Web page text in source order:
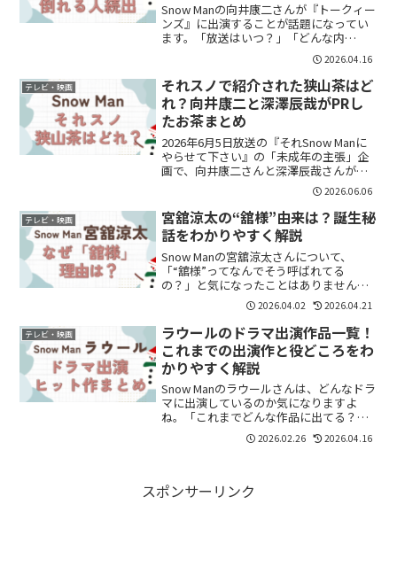
Snow Manの向井康二さんが『トークィー
ンズ』に出演することが話題になってい
ます。「放送はいつ？」「どんな内
容？」「メロすぎって何？」と気になっ
ている方も多いのではないでしょうか。
結論から言うと、向井康二さんは“本気デ
ート企画”に出演し...
2026.04.16
テレビ・映画
それスノで紹介された狭山茶はど
れ？向井康二と深澤辰哉がPRし
たお茶まとめ
2026年6月5日放送の『それSnow Manに
やらせて下さい』の「未成年の主張」企
画で、向井康二さんと深澤辰哉さんが狭
山茶をPRして話題になりました。放送を
見て、それスノで紹介された狭山茶はど
れ？買えるの？どんなお茶なの？と気に
なった方も...
2026.06.06
テレビ・映画
宮舘涼太の“舘様”由来は？誕生秘
話をわかりやすく解説
Snow Manの宮舘涼太さんについて、
「“舘様”ってなんでそう呼ばれてる
の？」と気になったことはありません
か？最近ファンになった方ほど、気にな
るポイントですよね。結論から言う
と、“舘様”という呼び方はファンとのや
り取りをきっかけに生まれ、...
2026.04.02 2026.04.21
テレビ・映画
ラウールのドラマ出演作品一覧！
これまでの出演作と役どころをわ
かりやすく解説
Snow Manのラウールさんは、どんなドラ
マに出演しているのか気になりますよ
ね。「これまでどんな作品に出てる？」
「主演作品はある？」と気になって検索
する方も多いと思います。この記事で
2026.02.26 2026.04.16
スポンサーリンク